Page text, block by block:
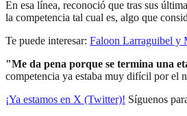
En esa línea, reconoció que tras sus
la competencia tal cual es, algo que
Te puede interesar: Faloon Larraguibel y
"Me da pena porque se termina una
competencia ya estaba muy difícil por el
¡Ya estamos en X (Twitter)! Síguenos